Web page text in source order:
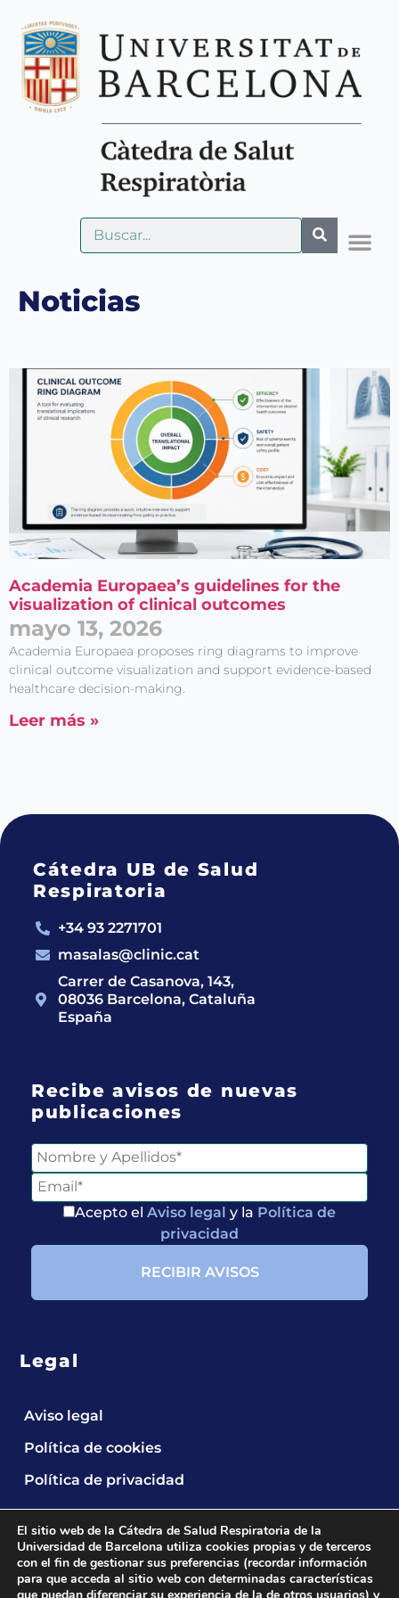
Noticias
Academia Europaea’s guidelines for the
visualization of clinical outcomes
mayo 13, 2026
Academia Europaea proposes ring diagrams to improve
clinical outcome visualization and support evidence-based
healthcare decision-making.
Leer más »
Cátedra UB de Salud
Respiratoria
+34 93 2271701
masalas@clinic.cat
Carrer de Casanova, 143,
08036 Barcelona, Cataluña
España
Recibe avisos de nuevas
publicaciones
Acepto el Aviso legal y la Política de
privacidad
Legal
Aviso legal
Política de cookies
Política de privacidad
El sitio web de la Cátedra de Salud Respiratoria de la
Universidad de Barcelona utiliza cookies propias y de terceros
con el fin de gestionar sus preferencias (recordar información
para que acceda al sitio web con determinadas características